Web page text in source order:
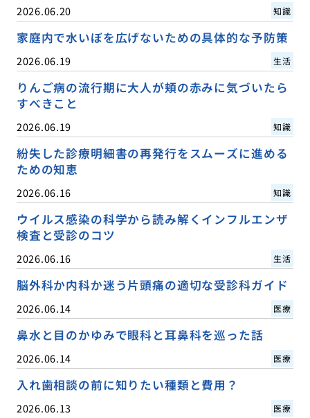
2026.06.20 知識
家庭内で水いぼを広げないための具体的な予防策
2026.06.19 生活
りんご病の流行期に大人が頬の赤みに気づいたら
すべきこと
2026.06.19 知識
紛失した診療明細書の再発行をスムーズに進める
ための知恵
2026.06.16 知識
ウイルス感染の科学から読み解くインフルエンザ
検査と受診のコツ
2026.06.16 生活
脳外科か内科か迷う片頭痛の適切な受診科ガイド
2026.06.14 医療
鼻水と目のかゆみで眼科と耳鼻科を巡った話
2026.06.14 医療
入れ歯相談の前に知りたい種類と費用？
2026.06.13 医療